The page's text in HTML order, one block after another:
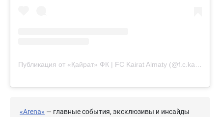
«Arena» — главные события, эксклюзивы и инсайды